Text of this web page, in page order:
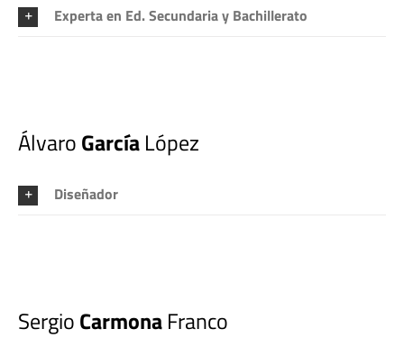
Experta en Ed. Secundaria y Bachillerato
ÁlvaroGarcíaLópez
Diseñador
SergioCarmonaFranco